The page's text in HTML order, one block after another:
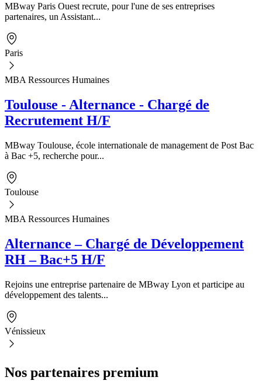
MBway Paris Ouest recrute, pour l'une de ses entreprises
partenaires, un Assistant...
Paris
MBA Ressources Humaines
Toulouse - Alternance - Chargé de
Recrutement H/F
MBway Toulouse, école internationale de management de Post Bac
à Bac +5, recherche pour...
Toulouse
MBA Ressources Humaines
Alternance – Chargé de Développement
RH – Bac+5 H/F
Rejoins une entreprise partenaire de MBway Lyon et participe au
développement des talents...
Vénissieux
Nos partenaires premium